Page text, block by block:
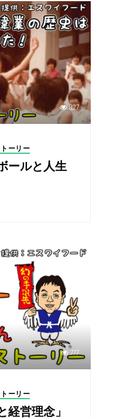
827
ーリー
ールと人生
777
ーリー
経営理念」